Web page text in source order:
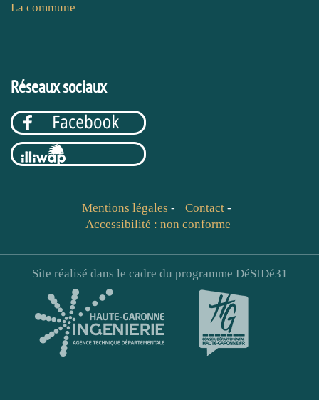
La commune
Réseaux sociaux
Mentions légales - Contact-
Accessibilité : non conforme
Site réalisé dans le cadre du programme DéSIDé31